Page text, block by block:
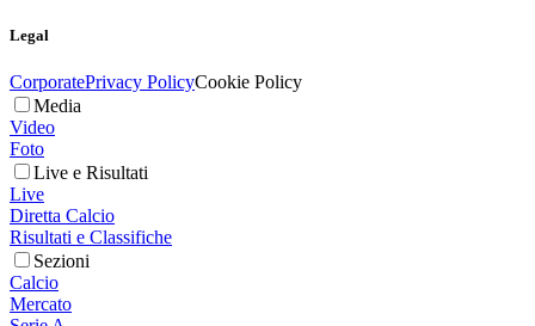
Legal
CorporatePrivacy PolicyCookie Policy
Media
Video
Foto
Live e Risultati
Live
Diretta Calcio
Risultati e Classifiche
Sezioni
Calcio
Mercato